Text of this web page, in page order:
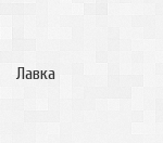
Лавка